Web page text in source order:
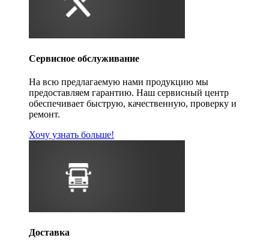
Сервисное обслуживание
На всю предлагаемую нами продукцию мы
предоставляем гарантию. Наш сервисный центр
обеспечивает быструю, качественную, проверку и
ремонт.
Хочу узнать больше!
Доставка